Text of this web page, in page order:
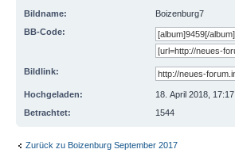
Bildname:
Boizenburg7
BB-Code:
Bildlink:
Hochgeladen:
18. April 2018, 17:17
Betrachtet:
1544
Zurück zu Boizenburg September 2017